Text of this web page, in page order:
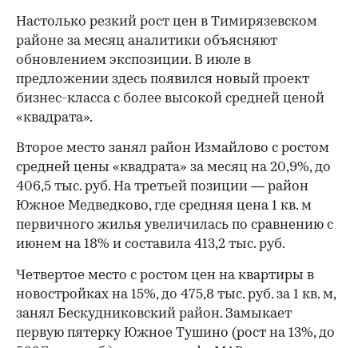
Настолько резкий рост цен в Тимирязевском
районе за месяц аналитики объясняют
обновлением экспозиции. В июле в
предложении здесь появился новый проект
бизнес-класса с более высокой средней ценой
«квадрата».
Второе место занял район Измайлово с ростом
средней цены «квадрата» за месяц на 20,9%, до
406,5 тыс. руб. На третьей позиции — район
Южное Медведково, где средняя цена 1 кв. м
первичного жилья увеличилась по сравнению с
июнем на 18% и составила 413,2 тыс. руб.
Четвертое место с ростом цен на квартиры в
новостройках на 15%, до 475,8 тыс. руб. за 1 кв. м,
занял Бескудниковский район. Замыкает
первую пятерку Южное Тушино (рост на 13%, до